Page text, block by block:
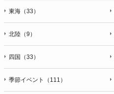
東海（33）
北陸（9）
四国（33）
季節イベント（111）